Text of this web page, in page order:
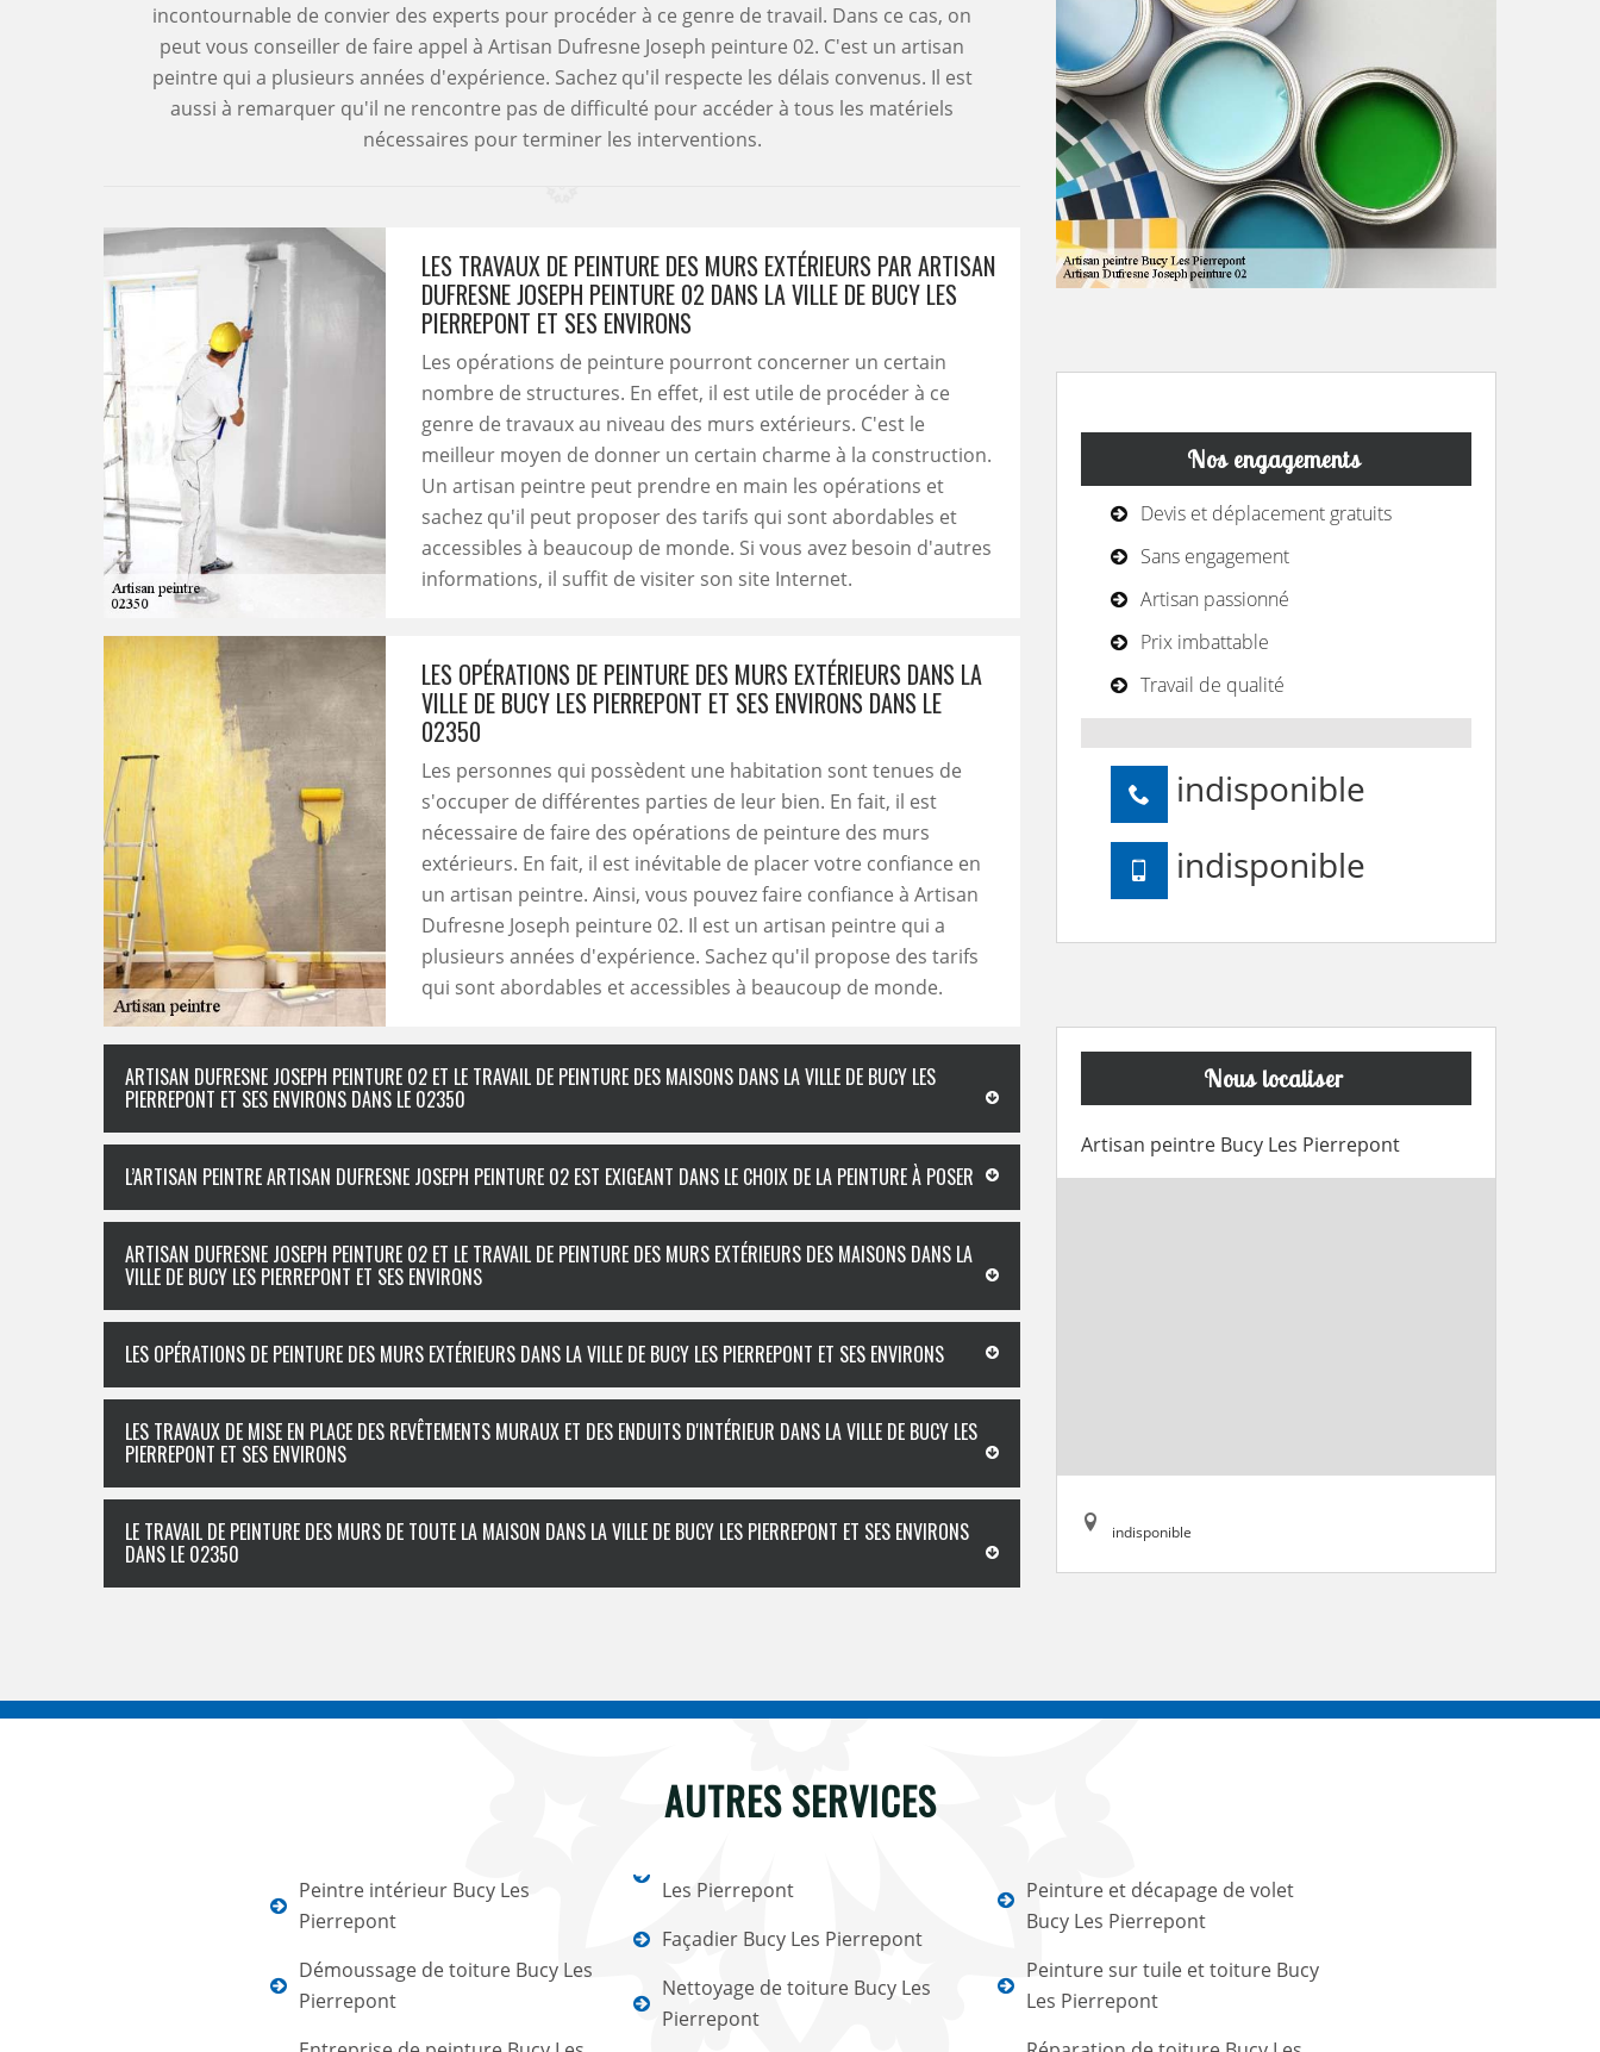
incontournable de convier des experts pour procéder à ce genre de travail. Dans ce cas, on
peut vous conseiller de faire appel à Artisan Dufresne Joseph peinture 02. C'est un artisan
peintre qui a plusieurs années d'expérience. Sachez qu'il respecte les délais convenus. Il est
aussi à remarquer qu'il ne rencontre pas de difficulté pour accéder à tous les matériels
nécessaires pour terminer les interventions.
LES TRAVAUX DE PEINTURE DES MURS EXTÉRIEURS PAR ARTISAN
DUFRESNE JOSEPH PEINTURE 02 DANS LA VILLE DE BUCY LES
PIERREPONT ET SES ENVIRONS
Les opérations de peinture pourront concerner un certain
nombre de structures. En effet, il est utile de procéder à ce
genre de travaux au niveau des murs extérieurs. C'est le
meilleur moyen de donner un certain charme à la construction.
Un artisan peintre peut prendre en main les opérations et
sachez qu'il peut proposer des tarifs qui sont abordables et
accessibles à beaucoup de monde. Si vous avez besoin d'autres
informations, il suffit de visiter son site Internet.
LES OPÉRATIONS DE PEINTURE DES MURS EXTÉRIEURS DANS LA
VILLE DE BUCY LES PIERREPONT ET SES ENVIRONS DANS LE
02350
Les personnes qui possèdent une habitation sont tenues de
s'occuper de différentes parties de leur bien. En fait, il est
nécessaire de faire des opérations de peinture des murs
extérieurs. En fait, il est inévitable de placer votre confiance en
un artisan peintre. Ainsi, vous pouvez faire confiance à Artisan
Dufresne Joseph peinture 02. Il est un artisan peintre qui a
plusieurs années d'expérience. Sachez qu'il propose des tarifs
qui sont abordables et accessibles à beaucoup de monde.
ARTISAN DUFRESNE JOSEPH PEINTURE 02 ET LE TRAVAIL DE PEINTURE DES MAISONS DANS LA VILLE DE BUCY LES
PIERREPONT ET SES ENVIRONS DANS LE 02350
L’ARTISAN PEINTRE ARTISAN DUFRESNE JOSEPH PEINTURE 02 EST EXIGEANT DANS LE CHOIX DE LA PEINTURE À POSER
ARTISAN DUFRESNE JOSEPH PEINTURE 02 ET LE TRAVAIL DE PEINTURE DES MURS EXTÉRIEURS DES MAISONS DANS LA
VILLE DE BUCY LES PIERREPONT ET SES ENVIRONS
LES OPÉRATIONS DE PEINTURE DES MURS EXTÉRIEURS DANS LA VILLE DE BUCY LES PIERREPONT ET SES ENVIRONS
LES TRAVAUX DE MISE EN PLACE DES REVÊTEMENTS MURAUX ET DES ENDUITS D'INTÉRIEUR DANS LA VILLE DE BUCY LES
PIERREPONT ET SES ENVIRONS
LE TRAVAIL DE PEINTURE DES MURS DE TOUTE LA MAISON DANS LA VILLE DE BUCY LES PIERREPONT ET SES ENVIRONS
DANS LE 02350
Nos engagements
Devis et déplacement gratuits
Sans engagement
Artisan passionné
Prix imbattable
Travail de qualité
indisponible
indisponible
Nous localiser
Artisan peintre Bucy Les Pierrepont
indisponible
AUTRES SERVICES
Peintre intérieur Bucy Les
Pierrepont
Démoussage de toiture Bucy Les
Pierrepont
Les Pierrepont
Façadier Bucy Les Pierrepont
Nettoyage de toiture Bucy Les
Pierrepont
Peinture et décapage de volet
Bucy Les Pierrepont
Peinture sur tuile et toiture Bucy
Les Pierrepont